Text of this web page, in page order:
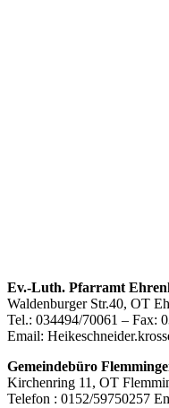
Footer
Inhalt
Ev.-Luth. Pfarramt
Waldenburger Str.40, OT
Tel.: 034494/70061 – Fax:
Email:
Gemeindebüro
Kirchenring 11, OT
Telefon : 0152/59750257